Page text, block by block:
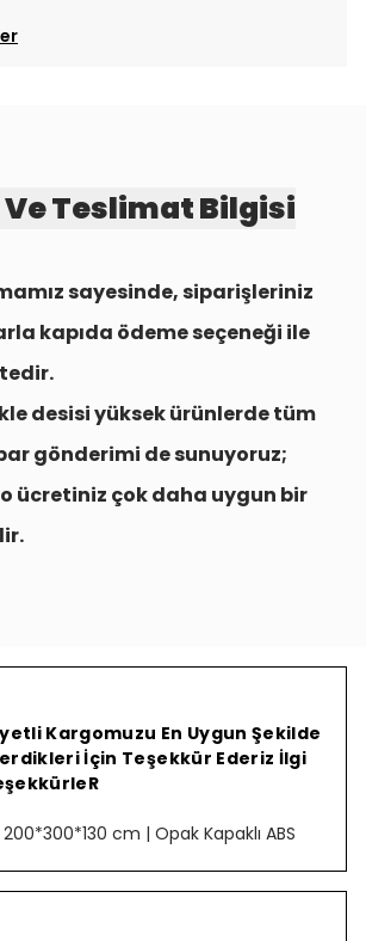
Teslimat Bilgisi
sayesinde, siparişleriniz
kapıda ödeme seçeneği ile
desisi yüksek ürünlerde tüm
gönderimi de sunuyoruz;
ücretiniz çok daha uygun bir
Kargomuzu En Uygun Şekilde
İçin Teşekkür Ederiz İlgi
cm | Opak Kapaklı ABS